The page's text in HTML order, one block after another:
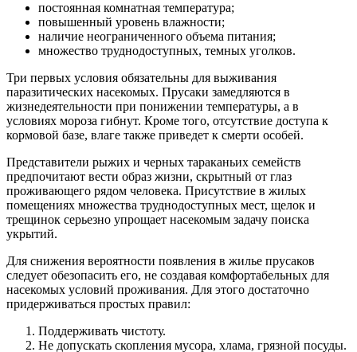
постоянная комнатная температура;
повышенный уровень влажности;
наличие неограниченного объема питания;
множество труднодоступных, темных уголков.
Три первых условия обязательны для выживания
паразитических насекомых. Прусаки замедляются в
жизнедеятельности при понижении температуры, а в
условиях мороза гибнут. Кроме того, отсутствие доступа к
кормовой базе, влаге также приведет к смерти особей.
Представители рыжих и черных тараканьих семейств
предпочитают вести образ жизни, скрытный от глаз
проживающего рядом человека. Присутствие в жилых
помещениях множества труднодоступных мест, щелок и
трещинок серьезно упрощает насекомым задачу поиска
укрытий.
Для снижения вероятности появления в жилье прусаков
следует обезопасить его, не создавая комфортабельных для
насекомых условий проживания. Для этого достаточно
придерживаться простых правил:
Поддерживать чистоту.
Не допускать скопления мусора, хлама, грязной посуды.